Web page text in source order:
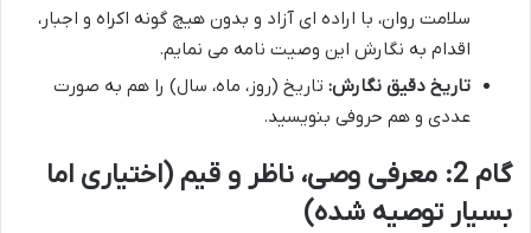
سلامت روان، با اراده ای آزاد و بدون هیچ گونه اکراه و اجبار،
اقدام به نگارش این وصیت نامه می نمایم.
تاریخ دقیق نگارش: تاریخ (روز، ماه، سال) را هم به صورت
عددی و هم حروفی بنویسید.
گام 2: معرفی وصی، ناظر و قیم (اختیاری اما
بسیار توصیه شده)